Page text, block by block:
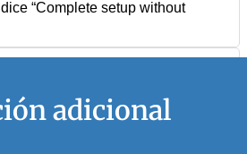
“Complete setup without
adicional